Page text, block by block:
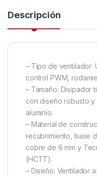
Descripción
– Tipo de ventilador:
control PWM,
– Tamaño: Disipador
con diseño robusto
aluminio.
– Material de
recubrimiento, base
cobre de 6 mm y
(HCTT).
– Diseño: Ventilador